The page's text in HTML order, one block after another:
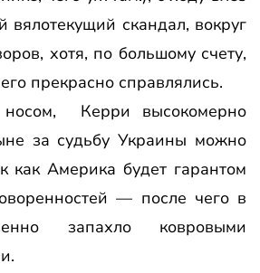
вялотекущий скандал, вокруг
хотя, по большому счету,
прекрасно справлялись.
Керри высокомерно
за судьбу Украины можно
как Америка будет гарантом
— после чего в
запахло ковровыми